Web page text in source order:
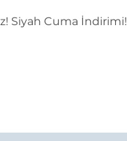
Siyah Cuma İndirimi!